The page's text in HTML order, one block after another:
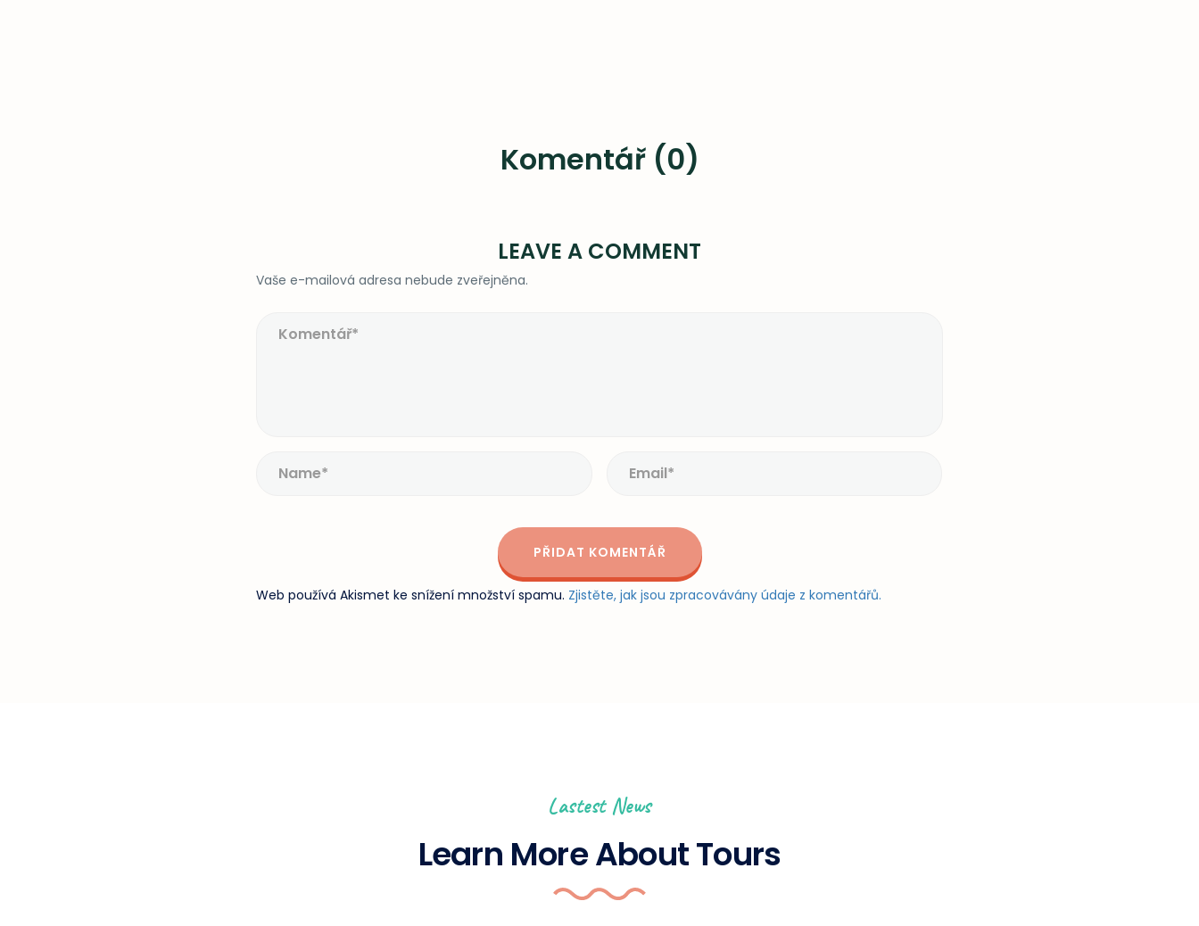
Komentář (0)
LEAVE A COMMENT
Vaše e-mailová adresa nebude zveřejněna.
Web používá Akismet ke snížení množství spamu. Zjistěte, jak jsou zpracovávány údaje z komentářů.
Lastest News
Learn More About Tours